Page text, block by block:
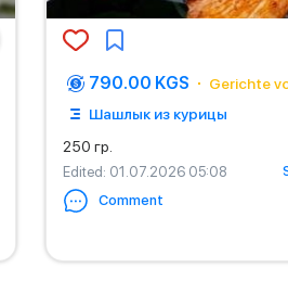
790.00 KGS
Gerichte
Шашлык из курицы
250 гр.
Edited: 01.07.2026 05:08
Comment